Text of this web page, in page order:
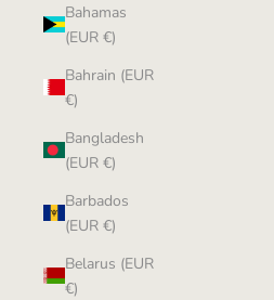
Bahamas
(EUR €)
Bahrain (EUR
€)
Bangladesh
(EUR €)
Barbados
(EUR €)
Belarus (EUR
€)